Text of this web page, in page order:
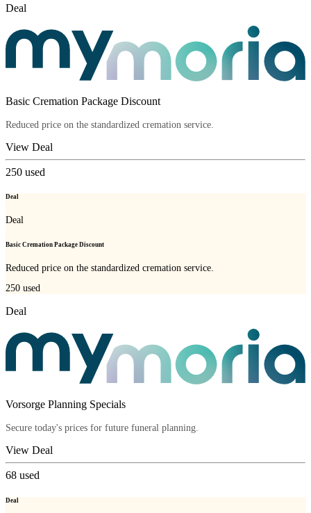
Deal
Basic Cremation Package Discount
Reduced price on the standardized cremation service.
View Deal
250 used
Deal
Deal
Basic Cremation Package Discount
Reduced price on the standardized cremation service.
250 used
Deal
Vorsorge Planning Specials
Secure today's prices for future funeral planning.
View Deal
68 used
Deal